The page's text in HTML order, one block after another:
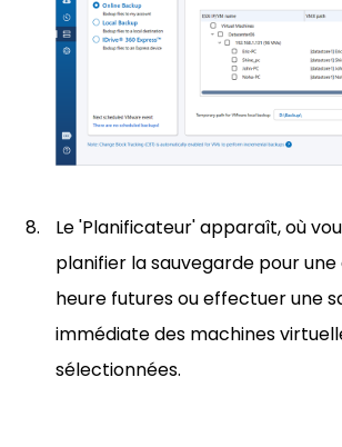
Le 'Planificateur' apparaît, où
planifier la sauvegarde pour
heure futures ou effectuer une
immédiate des machines
sélectionnées.